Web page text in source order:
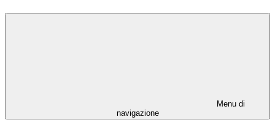
Menu di
navigazione